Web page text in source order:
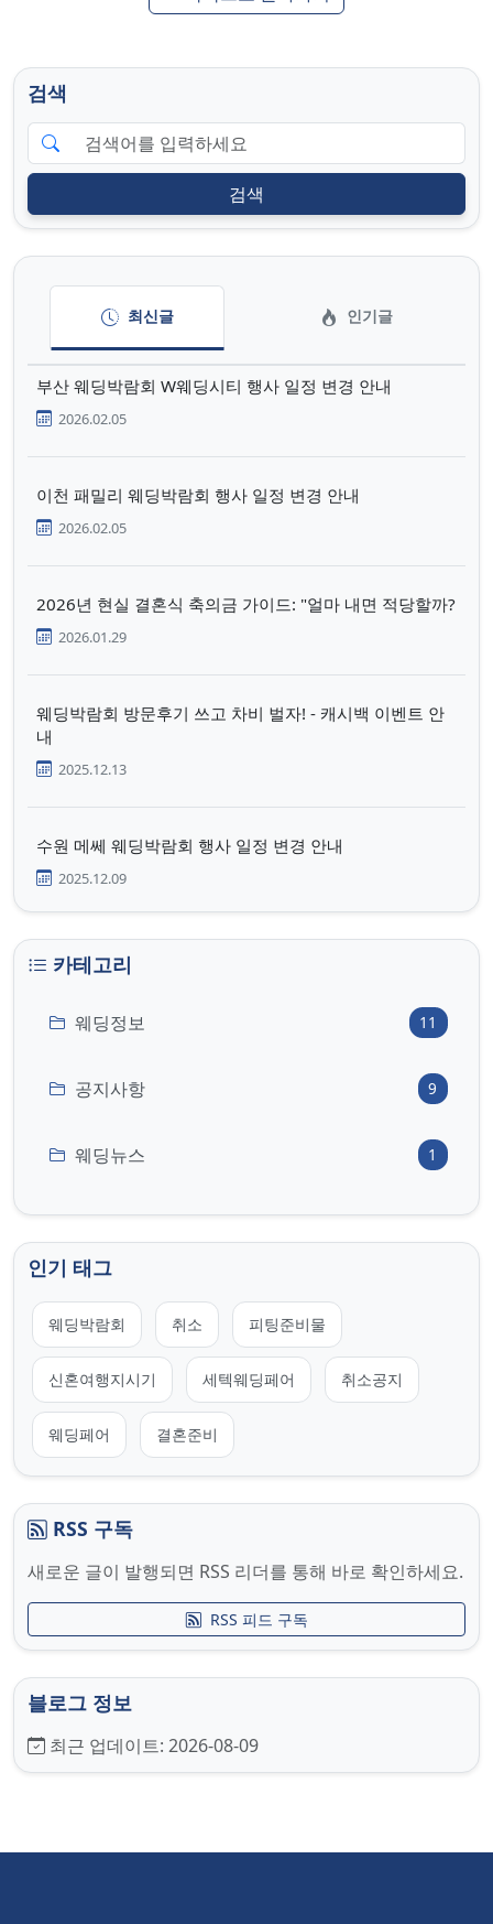
검색
검색
최신글 인기글
부산 웨딩박람회 W웨딩시티 행사 일정 변경 안내
2026.02.05
이천 패밀리 웨딩박람회 행사 일정 변경 안내
2026.02.05
2026년 현실 결혼식 축의금 가이드: "얼마 내면 적당할까?
2026.01.29
웨딩박람회 방문후기 쓰고 차비 벌자! - 캐시백 이벤트 안
내
2025.12.13
수원 메쎄 웨딩박람회 행사 일정 변경 안내
2025.12.09
카테고리
웨딩정보 11
공지사항 9
웨딩뉴스 1
인기 태그
웨딩박람회 취소 피팅준비물
신혼여행지시기 세텍웨딩페어 취소공지
웨딩페어 결혼준비
RSS 구독
새로운 글이 발행되면 RSS 리더를 통해 바로 확인하세요.
RSS 피드 구독
블로그 정보
최근 업데이트: 2026-08-09